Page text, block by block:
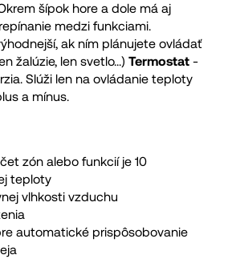
šípok hore a dole má aj
medzi funkciami.
ak ním plánujete ovládať
žalúzie, len svetlo...) Termostat -
Slúži len na ovládanie teploty
a mínus.
zón alebo funkcií je 10
teploty
vlhkosti vzduchu
automatické prispôsobovanie